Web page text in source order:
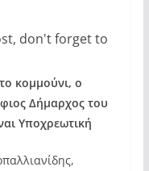
don't forget to
κομμούνι, ο
Δήμαρχος του
Υποχρεωτική